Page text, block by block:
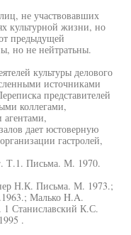
не участвовавших
культурной жизни, но
предыдущей
но не нейтратьны.
культуры делового
источниками
представителей
коллегами,
агентами,
дает юстоверную
гастролей,
Т.1. Письма. М. 1970.
Н.К. Письма. М. 1973.;
Малько H.A.
1 Станиславский К.С.
.